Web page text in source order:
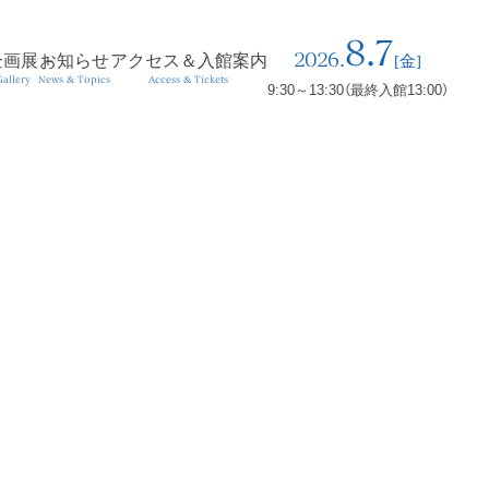
展お知らせ
News & Topics
アクセス＆入館案内
Access & Tickets
2026.8.7[金]
9:30～13:30（最終入館13:00）